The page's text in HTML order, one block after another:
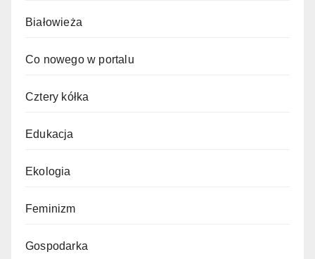
Białowieża
Co nowego w portalu
Cztery kółka
Edukacja
Ekologia
Feminizm
Gospodarka